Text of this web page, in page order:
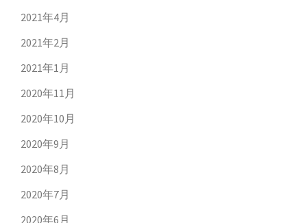
2021年4月
2021年2月
2021年1月
2020年11月
2020年10月
2020年9月
2020年8月
2020年7月
2020年6月